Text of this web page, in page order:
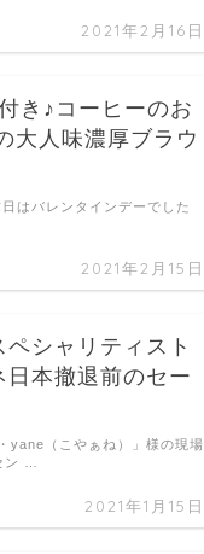
2021年2月16日
き♪コーヒーのお
人味濃厚ブラウ
2021年2月15日
はバレンタインデーでした
ペシャリティスト
本撤退前のセー
2021年1月15日
yane（こやぁね）」様の現場
ン …